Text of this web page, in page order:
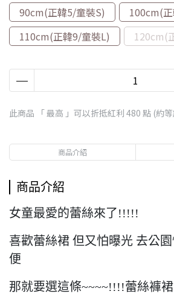
90cm(正韓5/童裝S)
100cm(
110cm(正韓9/童裝L)
120cm(
此商品 「 最高 」可以折抵紅利 480 點 (約
商品介紹
商品介紹
女童最愛的蕾絲來了!!!!!
喜歡蕾絲裙 但又怕曝光 去公
便
那就要選這條~~~~!!!!蕾絲褲裙